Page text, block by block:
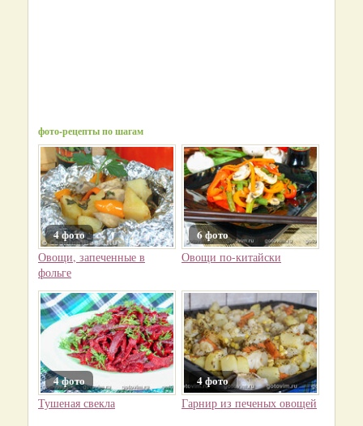
фото-рецепты по шагам
4 фото
Овощи, запеченные в
фольге
6 фото
Овощи по-китайски
4 фото
Тушеная свекла
4 фото
Гарнир из печеных овощей